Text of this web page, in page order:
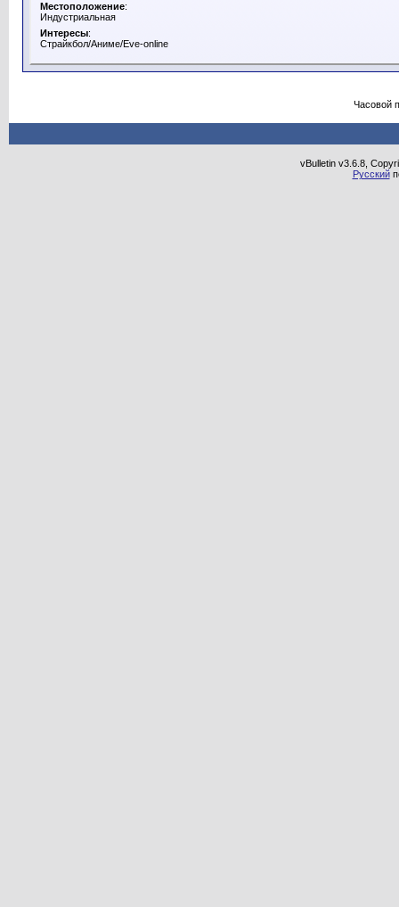
Местоположение:
Индустриальная
Интересы:
Страйкбол/Аниме/Eve-online
Часовой
vBulletin v3.6.8,
Русский